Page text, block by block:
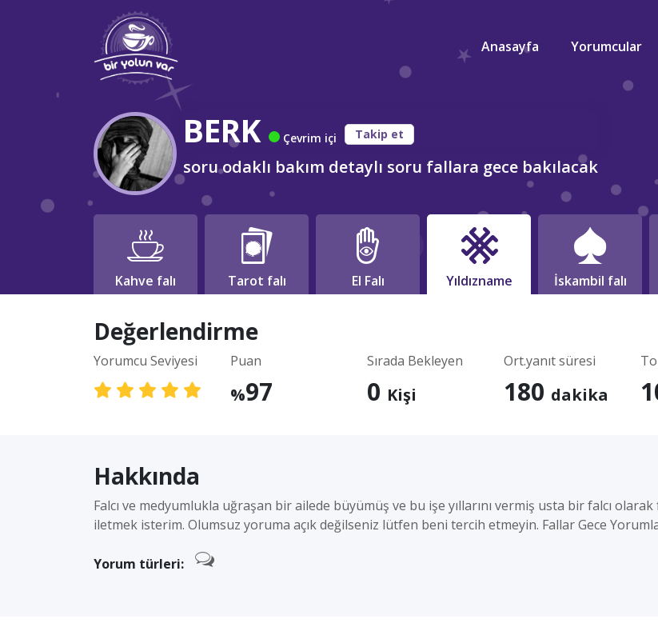
Anasayfa Yorumcular
BERK Çevrim içi Takip et
soru odaklı bakım detaylı soru fallara gece bakılacak
Kahve falı Tarot falı El Falı Yıldızname İskambil falı
Değerlendirme
Yorumcu Seviyesi Puan
%97
Sırada Bekleyen
0 Kişi
Ort.yanıt süresi
180 dakika
Hakkında
Falcı ve medyumlukla uğraşan bir ailede büyümüş ve bu işe yıllarını vermiş usta bir falcı
iletmek isterim. Olumsuz yoruma açık değilseniz lütfen beni tercih etmeyin. Fallar Gece
Yorum türleri: